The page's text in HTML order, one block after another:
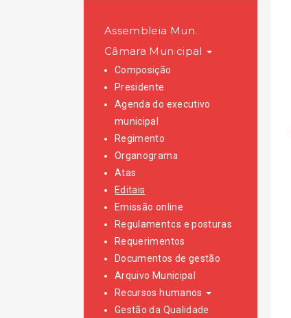
Assembleia Mun.
Câmara Municipal
Composição
Presidente
Agenda do executivo
municipal
Regimento
Organograma
Atas
Editais
Emissão online
Regulamentos e posturas
Requerimentos
Documentos de gestão
Arquivo Municipal
Recursos humanos
Gestão da Qualidade